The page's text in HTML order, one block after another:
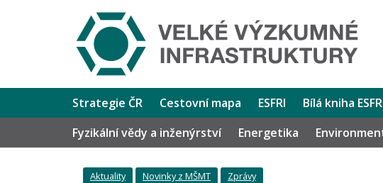
Strategie ČR Cestovní mapa ESFRI Bílá kniha
Fyzikální vědy a inženýrství
Energetika
Aktuality Novinky z MŠMT Zprávy